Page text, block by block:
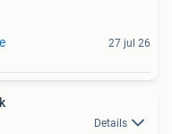
27 jul 26
Details